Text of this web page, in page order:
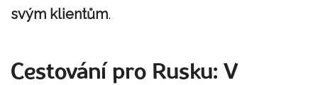
svým klientům.
Cestování pro Rusku: V